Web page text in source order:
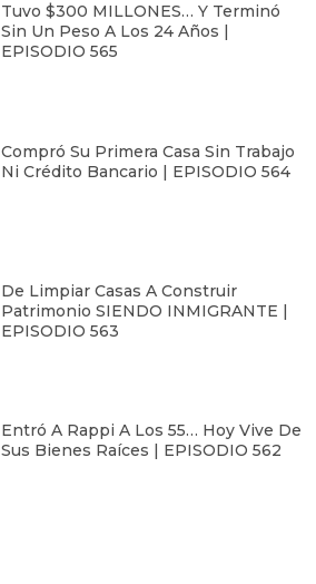
Tuvo $300 MILLONES… Y Terminó
Sin Un Peso A Los 24 Años |
EPISODIO 565
Compró Su Primera Casa Sin Trabajo
Ni Crédito Bancario | EPISODIO 564
De Limpiar Casas A Construir
Patrimonio SIENDO INMIGRANTE |
EPISODIO 563
Entró A Rappi A Los 55… Hoy Vive De
Sus Bienes Raíces | EPISODIO 562